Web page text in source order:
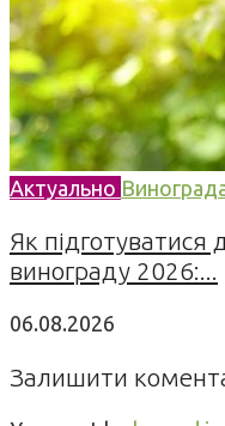
Актуально
Як підготуватися
винограду 2026:...
06.08.2026
Залишити